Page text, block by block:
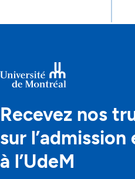
Recevez nos
sur
à l’UdeM